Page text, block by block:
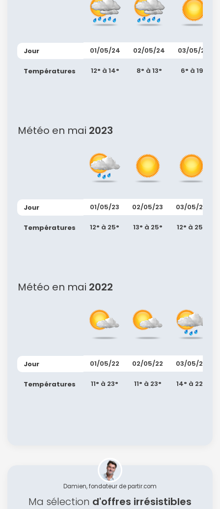
Jour
Températures
01/05/24
12° à 14°
02/05/24
8° à 13°
03/05/24
6° à 19°
Météo en mai 2023
Jour
Températures
01/05/23
12° à 25°
02/05/23
13° à 25°
03/05/23
12° à 25°
Météo en mai 2022
Jour
Températures
01/05/22
11° à 23°
02/05/22
11° à 23°
03/05/22
14° à 22°
Damien, fondateur de partir.com
Ma sélection d'offres irrésistibles